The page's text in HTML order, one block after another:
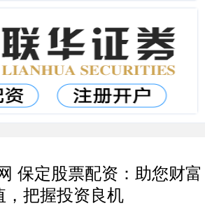
保定股票配资：助您财富
，把握投资良机